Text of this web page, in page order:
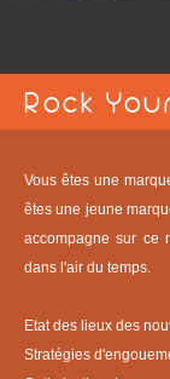
Rock
Vous êtes une
êtes une jeune
accompagne sur ce
dans l'air du temps.
Etat des lieux des
Stratégies